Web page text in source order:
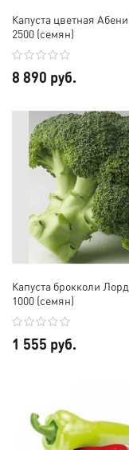
Капуста цветная Абени
2500 (семян)
8 890 руб.
Капуста брокколи
1000 (семян)
1 555 руб.